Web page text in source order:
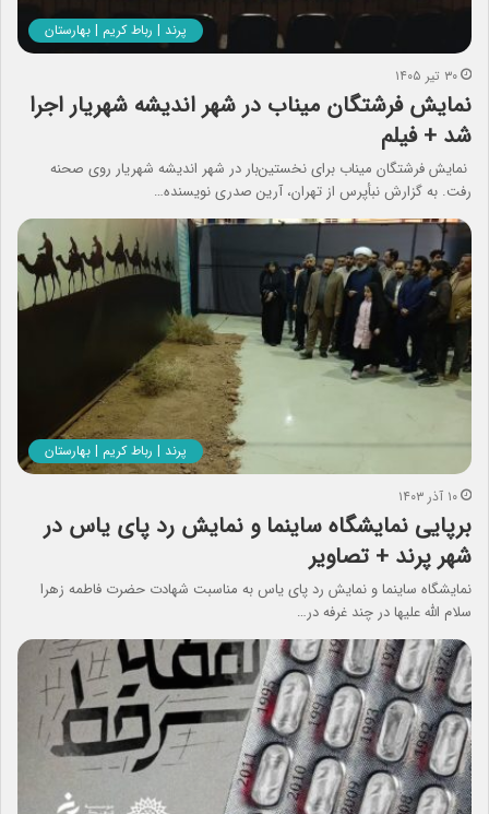
پرند | رباط کریم | بهارستان
۳۰ تیر ۱۴۰۵
نمایش فرشتگان میناب در شهر اندیشه شهریار اجرا
شد + فیلم
نمایش فرشتگان میناب برای نخستین‌بار در شهر اندیشه شهریار روی صحنه
رفت. به گزارش نبأپرس از تهران، آرین صدری نویسنده…
پرند | رباط کریم | بهارستان
۱۰ آذر ۱۴۰۳
برپایی نمایشگاه ساینما و نمایش رد پای یاس در
شهر پرند + تصاویر
نمایشگاه ساینما و نمایش رد پای یاس به مناسبت شهادت حضرت فاطمه زهرا
سلام الله علیها در چند غرفه در…